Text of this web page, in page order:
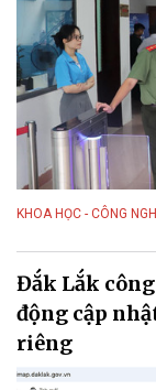
KHOA HỌC - CÔNG
Đắk Lắk
động cập
riêng